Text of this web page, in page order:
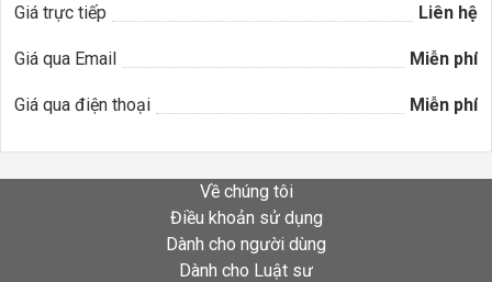
Giá trực tiếp Liên hệ
Giá qua Email Miễn phí
Giá qua điện thoại Miễn phí
Về chúng tôi
Điều khoản sử dụng
Dành cho người dùng
Dành cho Luật sư